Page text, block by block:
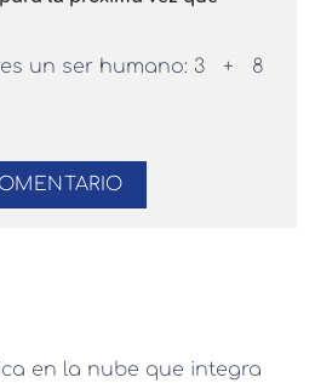
un ser humano: 3 + 8
en la nube que integra